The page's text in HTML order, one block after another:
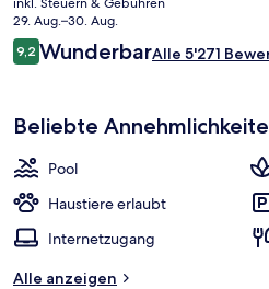
Preis
beträgt
CHF 176.
29. Aug.–30. Aug.
Bewertungen
9,29,2 von 10.
WunderbarAlle 5'271
Beliebte
Pool
Haustiere erlaubt
Internetzugang
Alle anzeigen